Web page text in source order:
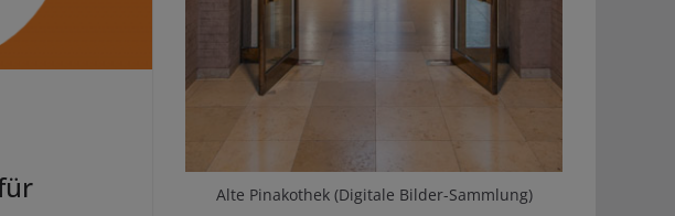
Alte Pinakothek (Digitale Bilder-Sammlung)